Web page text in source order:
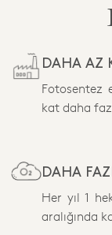
DAHA AZ
Fotosentez
kat daha
DAHA
Her yıl 1
aralığında